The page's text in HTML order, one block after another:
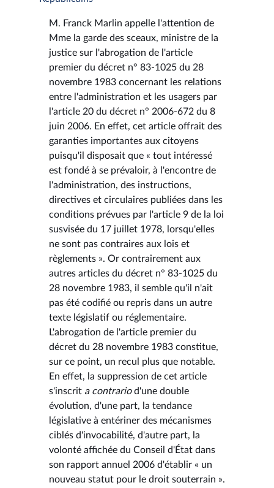
M. Franck Marlin appelle l'attention de
Mme la garde des sceaux, ministre de la
justice sur l'abrogation de l'article
premier du décret n° 83-1025 du 28
novembre 1983 concernant les relations
entre l'administration et les usagers par
l'article 20 du décret n° 2006-672 du 8
juin 2006. En effet, cet article offrait des
garanties importantes aux citoyens
puisqu'il disposait que « tout intéressé
est fondé à se prévaloir, à l'encontre de
l'administration, des instructions,
directives et circulaires publiées dans les
conditions prévues par l'article 9 de la loi
susvisée du 17 juillet 1978, lorsqu'elles
ne sont pas contraires aux lois et
règlements ». Or contrairement aux
autres articles du décret n° 83-1025 du
28 novembre 1983, il semble qu'il n'ait
pas été codifié ou repris dans un autre
texte législatif ou réglementaire.
L'abrogation de l'article premier du
décret du 28 novembre 1983 constitue,
sur ce point, un recul plus que notable.
En effet, la suppression de cet article
s'inscrit a contrariod'une double
évolution, d'une part, la tendance
législative à entériner des mécanismes
ciblés d'invocabilité, d'autre part, la
volonté affichée du Conseil d'État dans
son rapport annuel 2006 d'établir « un
nouveau statut pour le droit souterrain ».